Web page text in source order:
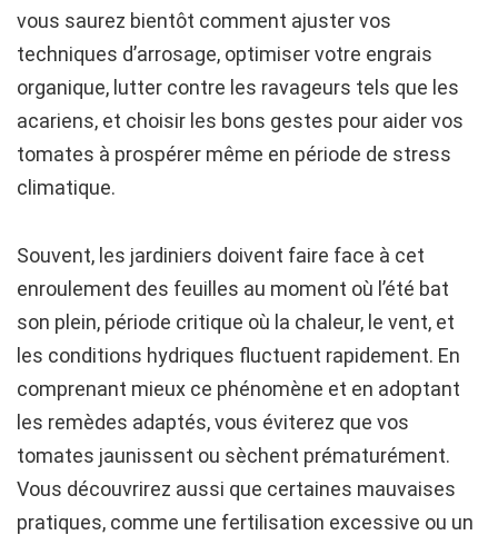
vous saurez bientôt comment ajuster vos
techniques d’arrosage, optimiser votre engrais
organique, lutter contre les ravageurs tels que les
acariens, et choisir les bons gestes pour aider vos
tomates à prospérer même en période de stress
climatique.
Souvent, les jardiniers doivent faire face à cet
enroulement des feuilles au moment où l’été bat
son plein, période critique où la chaleur, le vent, et
les conditions hydriques fluctuent rapidement. En
comprenant mieux ce phénomène et en adoptant
les remèdes adaptés, vous éviterez que vos
tomates jaunissent ou sèchent prématurément.
Vous découvrirez aussi que certaines mauvaises
pratiques, comme une fertilisation excessive ou un